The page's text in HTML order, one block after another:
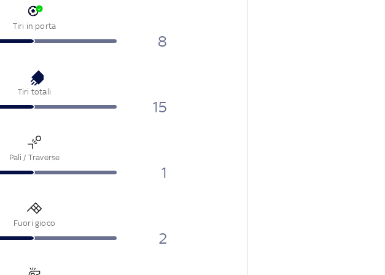
Tiri in porta
8
Tiri totali
15
Pali / Traverse
1
Fuori gioco
2